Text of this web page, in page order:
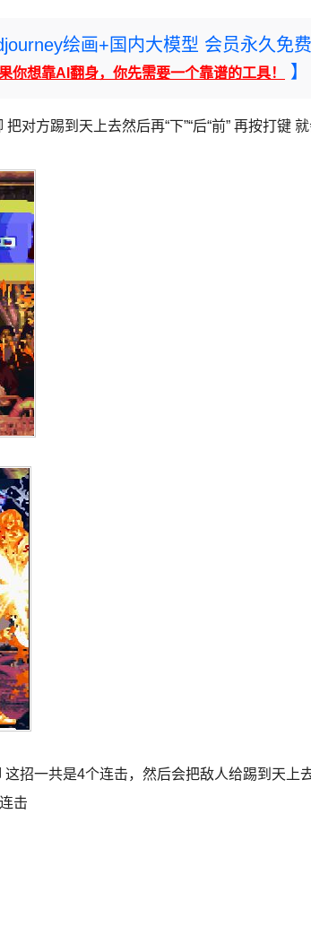
绘画+国内大模型 会员永久免费
你想靠AI翻身，你先需要一个靠谱的工具！ 】
把对方踢到天上去然后再“下”“后“前” 再按打键
这招一共是4个连击，然后会把敌人给踢到天上
击